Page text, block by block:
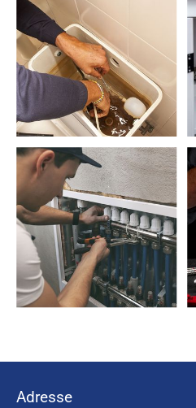
Adresse